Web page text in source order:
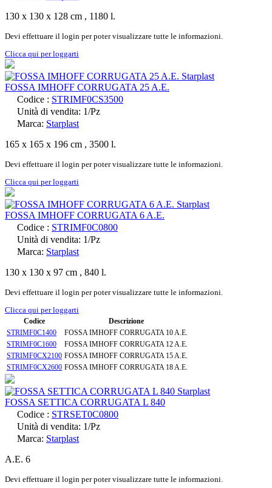
130 x 130 x 128 cm , 1180 l.
Devi effettuare il login per poter visualizzare tutte le informazioni.
Clicca qui per loggarti
FOSSA IMHOFF CORRUGATA 25 A.E.
Codice : STRIMF0CS3500
Unità di vendita: 1/Pz
Marca: Starplast
165 x 165 x 196 cm , 3500 l.
Devi effettuare il login per poter visualizzare tutte le informazioni.
Clicca qui per loggarti
FOSSA IMHOFF CORRUGATA 6 A.E.
Codice : STRIMF0C0800
Unità di vendita: 1/Pz
Marca: Starplast
130 x 130 x 97 cm , 840 l.
Devi effettuare il login per poter visualizzare tutte le informazioni.
Clicca qui per loggarti
Codice
Descrizione
STRIMF0C1400
FOSSA IMHOFF CORRUGATA 10 A.E.
STRIMF0C1600
FOSSA IMHOFF CORRUGATA 12 A.E.
STRIMF0CX2100 FOSSA IMHOFF CORRUGATA 15 A.E.
STRIMF0CX2600 FOSSA IMHOFF CORRUGATA 18 A.E.
FOSSA SETTICA CORRUGATA L 840
Codice : STRSET0C0800
Unità di vendita: 1/Pz
Marca: Starplast
A.E. 6
Devi effettuare il login per poter visualizzare tutte le informazioni.